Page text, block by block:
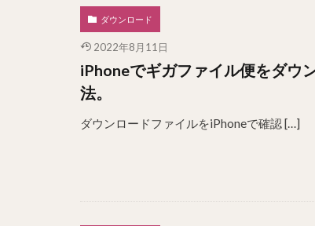
ダウンロード
2022年8月11日
iPhoneでギガファイル便をダウ
法。
ダウンロードファイルをiPhoneで確認 […]